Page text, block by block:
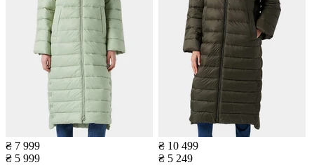
₴ 7 999
₴ 5 999
₴ 10 499
₴ 5 249